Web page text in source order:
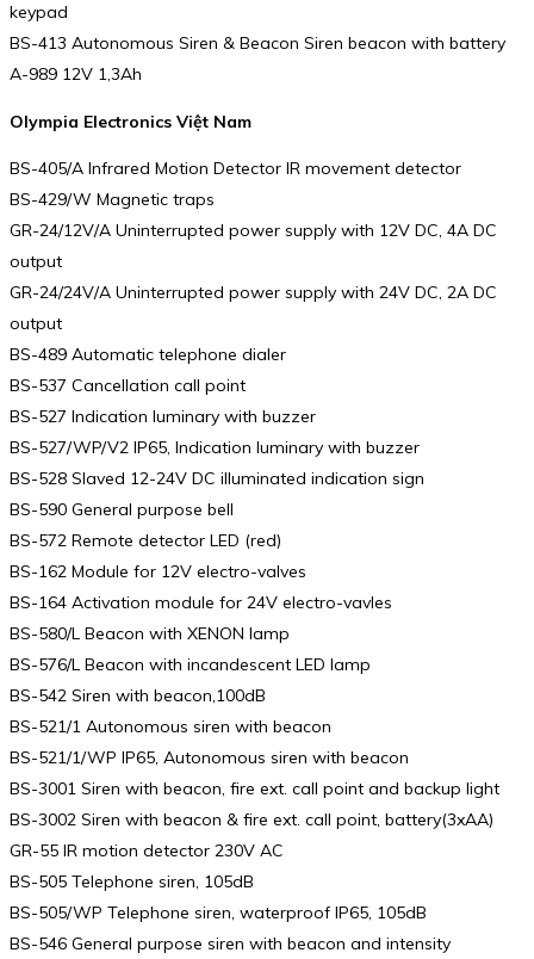
keypad
BS-413 Autonomous Siren & Beacon Siren beacon with battery
A-989 12V 1,3Ah
Olympia Electronics Việt Nam
BS-405/A Infrared Motion Detector IR movement detector
BS-429/W Magnetic traps
GR-24/12V/A Uninterrupted power supply with 12V DC, 4A DC
output
GR-24/24V/A Uninterrupted power supply with 24V DC, 2A DC
output
BS-489 Automatic telephone dialer
BS-537 Cancellation call point
BS-527 Indication luminary with buzzer
BS-527/WP/V2 IP65, Indication luminary with buzzer
BS-528 Slaved 12-24V DC illuminated indication sign
BS-590 General purpose bell
BS-572 Remote detector LED (red)
BS-162 Module for 12V electro-valves
BS-164 Activation module for 24V electro-vavles
BS-580/L Beacon with XENON lamp
BS-576/L Beacon with incandescent LED lamp
BS-542 Siren with beacon,100dB
BS-521/1 Autonomous siren with beacon
BS-521/1/WP IP65, Autonomous siren with beacon
BS-3001 Siren with beacon, fire ext. call point and backup light
BS-3002 Siren with beacon & fire ext. call point, battery(3xAA)
GR-55 IR motion detector 230V AC
BS-505 Telephone siren, 105dB
BS-505/WP Telephone siren, waterproof IP65, 105dB
BS-546 General purpose siren with beacon and intensity